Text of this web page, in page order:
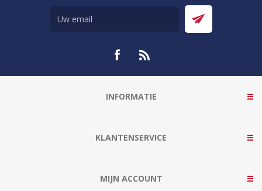
INFORMATIE
KLANTENSERVICE
MIJN ACCOUNT